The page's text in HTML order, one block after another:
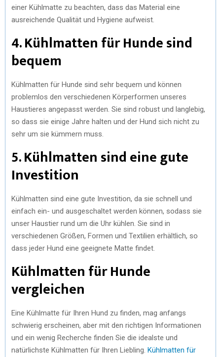
einer Kühlmatte zu beachten, dass das Material eine
ausreichende Qualität und Hygiene aufweist.
4. Kühlmatten für Hunde sind
bequem
Kühlmatten für Hunde sind sehr bequem und können
problemlos den verschiedenen Körperformen unseres
Haustieres angepasst werden. Sie sind robust und langlebig,
so dass sie einige Jahre halten und der Hund sich nicht zu
sehr um sie kümmern muss.
5. Kühlmatten sind eine gute
Investition
Kühlmatten sind eine gute Investition, da sie schnell und
einfach ein- und ausgeschaltet werden können, sodass sie
unser Haustier rund um die Uhr kühlen. Sie sind in
verschiedenen Größen, Formen und Textilien erhältlich, so
dass jeder Hund eine geeignete Matte findet.
Kühlmatten für Hunde
vergleichen
Eine Kühlmatte für Ihren Hund zu finden, mag anfangs
schwierig erscheinen, aber mit den richtigen Informationen
und ein wenig Recherche finden Sie die idealste und
natürlichste Kühlmatten für Ihren Liebling. Kühlmatten für